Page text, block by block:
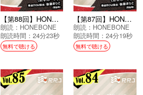
【第88回】HONEBONEのRock’N’Roll Journey
朗読： HONEBONE
朗読時間：24分23秒
無料で聴ける
【第87回】HONEBONEのRock’N’Roll Journey
朗読： HONEBONE
朗読時間：24分19秒
無料で聴ける